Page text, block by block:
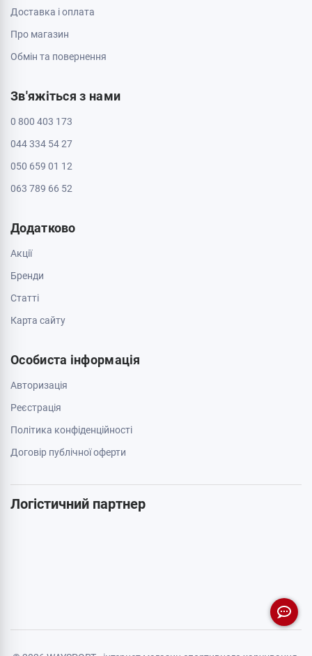
Доставка і оплата
Про магазин
Обмін та повернення
Зв'яжіться з нами
0 800 403 173
044 334 54 27
050 659 01 12
063 789 66 52
Додатково
Акції
Бренди
Cтатті
Карта сайту
Особиста інформація
Авторизація
Реєстрація
Політика конфіденційності
Договір публічної оферти
Логістичний партнер